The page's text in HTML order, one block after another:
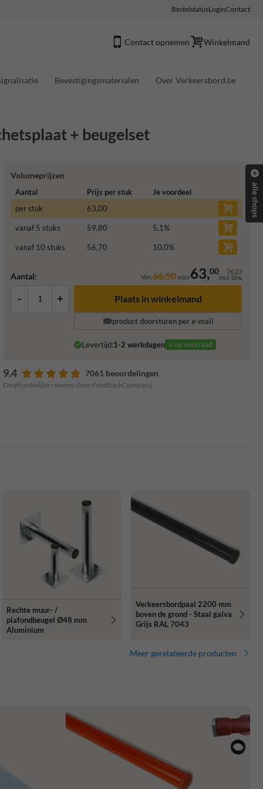
BestelstatusLoginContact
Contact opnemen Winkelmand
Bevestigingsmaterialen Over Verkeersbord.be
+ beugelset
Volumeprijzen
Aantal Prijs per stuk
Je voordeel
per stuk
63,00
vanaf 5 stuks 59,80 5,1%
vanaf 10 stuks 56,70 10,0%
Aantal: Van66,50voor63,00 76,23
incl. btw
- + Plaats in winkelmand
product doorsturen per e-mail
Levertijd:1-2 werkdagen ✓op voorraad
9.4 7061 beoordelingen
Onafhankelijke reviews door FeedbackCompany
Rechte muur- /
plafondbeugel Ø48 mm
Aluminium
Verkeersbordpaal 2200 mm
boven de grond - Staal galva
Grijs RAL 7043
Meer gerelateerde producten
alle shops